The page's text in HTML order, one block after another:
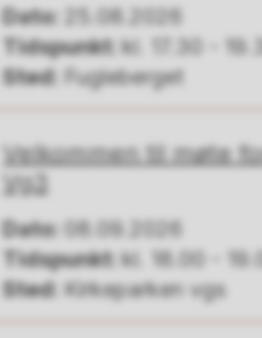
Dato:
25.08.2026
Tidspunkt: kl. 17.30 -
Sted:
Fugleberget
Velkommen til møte
Vg3
Dato: 08.09.2026
Tidspunkt: kl. 18.00 -
Sted: Kirkeparken vgs